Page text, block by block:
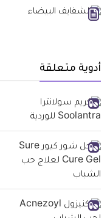
أدوية متعلقة